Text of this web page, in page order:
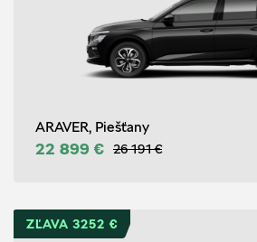
ARAVER, Piešťany
22 899 € 26 191 €
ZĽAVA 3252 €